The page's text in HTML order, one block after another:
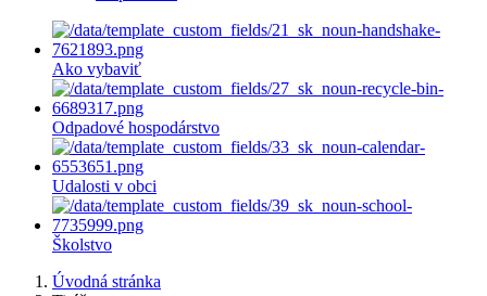
Ako vybaviť
Odpadové hospodárstvo
Udalosti v obci
Školstvo
Úvodná stránka